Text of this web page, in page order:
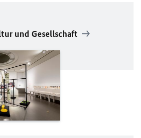
und Gesellschaft